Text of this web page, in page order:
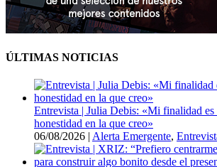
ÚLTIMAS NOTICIAS
Entrevista | Julia Debis: «Mi finalidad es
honestidad en la que creo»
06/08/2026 | Alerta Emergente,